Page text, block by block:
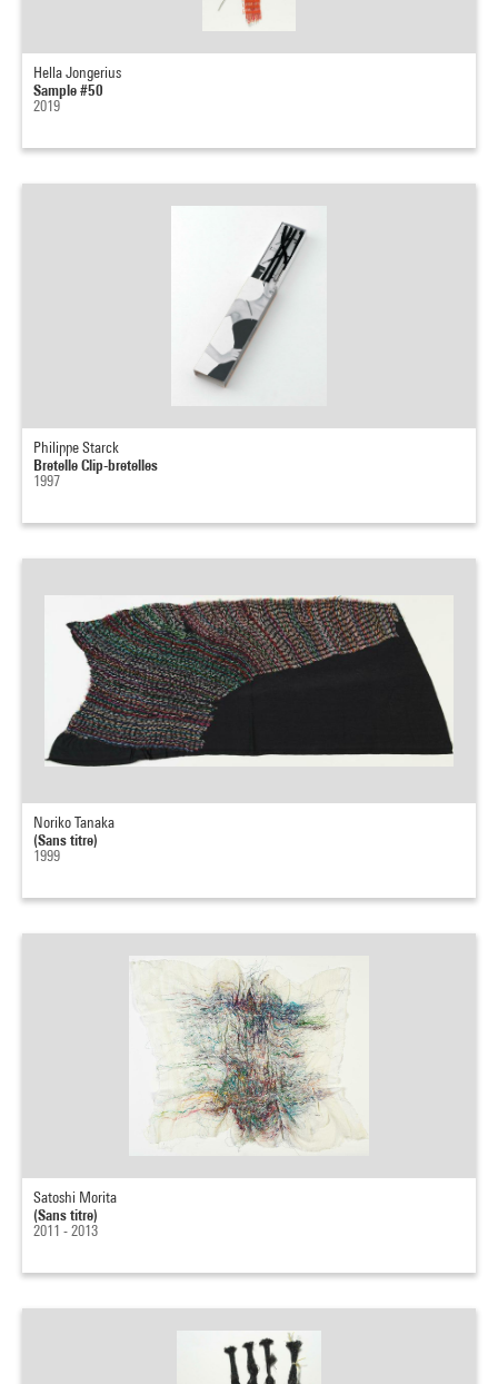
Hella Jongerius
Sample #50
2019
Philippe Starck
Bretelle Clip-bretelles
1997
Noriko Tanaka
(Sans titre)
1999
Satoshi Morita
(Sans titre)
2011 - 2013